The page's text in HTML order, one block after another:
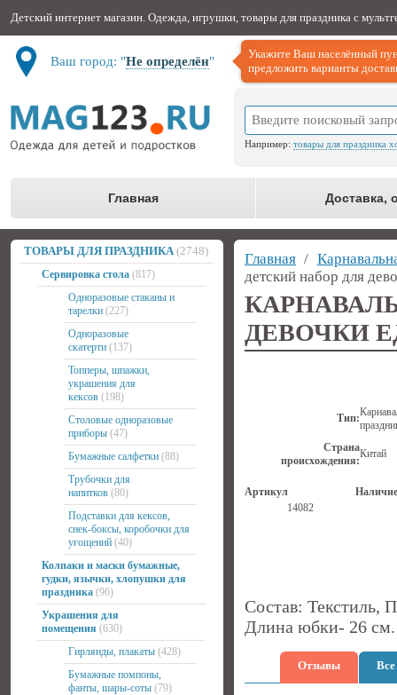
Детский интернет магазин. Одежда, игрушки, товары для праздника с
Ваш город: "Не определён"
Укажите Ваш населённый
предложить варианты
Например: товары для праздника
Главная Доставка,
ТОВАРЫ ДЛЯ ПРАЗДНИКА (2748)
Сервировка стола (817)
Одноразовые стаканы и
тарелки (227)
Одноразовые
скатерти (137)
Топперы, шпажки,
украшения для
кексов (198)
Столовые одноразовые
приборы (47)
Бумажные салфетки (88)
Трубочки для
напитков (80)
Подставки для кексов,
снек-боксы, коробочки для
угощений (40)
Колпаки и маски бумажные,
гудки, язычки, хлопушки для
праздника (96)
Украшения для
помещения (630)
Гирлянды, плакаты (428)
Бумажные помпоны,
фанты, шары-соты (79)
Главная /
детский набор для
ДЕВОЧКИ
Тип:
Страна
происхождения:
Китай
Артикул
Наличие
14082
Состав: Текстиль,
Длина юбки- 26 см.
Отзывы